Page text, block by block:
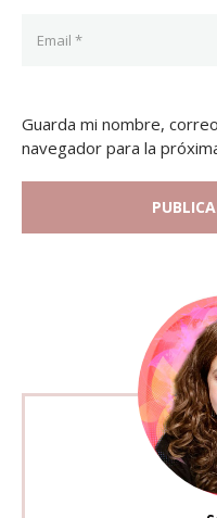
Guarda mi nombre,
navegador para la